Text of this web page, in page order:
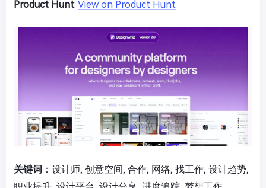
Product Hunt: View on Product Hunt
关键词 ：设计师, 创意空间, 合作, 网络, 找工作, 设计趋势,